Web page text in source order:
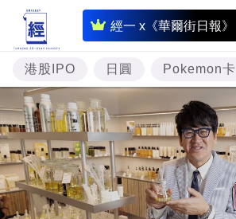
經一 x《華爾街日報》
即
時
財
經
專
投
資
港股IPO 日圓 Pokemon卡